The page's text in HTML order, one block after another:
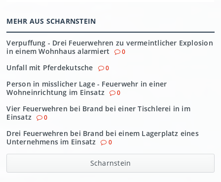
MEHR AUS SCHARNSTEIN
Verpuffung - Drei Feuerwehren zu vermeintlicher Explosion
in einem Wohnhaus alarmiert
0
Unfall mit Pferdekutsche 0
Person in misslicher Lage - Feuerwehr in einer
Wohneinrichtung im Einsatz
0
Vier Feuerwehren bei Brand bei einer Tischlerei in im
Einsatz
0
Drei Feuerwehren bei Brand bei einem Lagerplatz eines
Unternehmens im Einsatz
0
Scharnstein